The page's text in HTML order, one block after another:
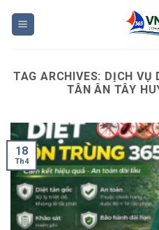
TAG ARCHIVES: DỊCH VỤ
TÂN ÂN TÂY
18
Th4